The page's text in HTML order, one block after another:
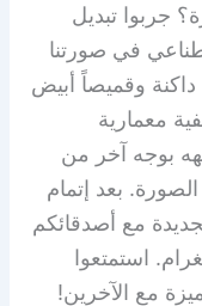
جربوا تبديل
في صورتنا
داكنة وقميصاً أبيض
معمارية
بوجه آخر من
بعد إتمام
مع أصدقائكم
استمتعوا
مع الآخرين!